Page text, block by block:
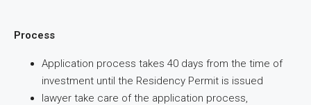
Process
Application process takes 40 days from the time of
investment until the Residency Permit is issued
lawyer take care of the application process,